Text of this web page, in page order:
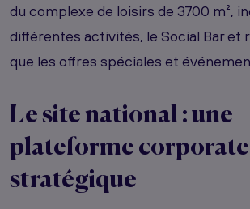
du complexe de loisirs de 3700 m²,
différentes activités, le Social Bar et
que les offres spéciales et
Le site national : une
plateforme corporate
stratégique